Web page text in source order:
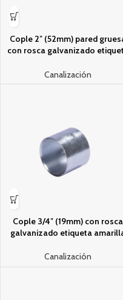
Cople 2″ (52mm) pared
con rosca galvanizado
Canalización
Cople 3/4″ (19mm) con rosca
galvanizado etiqueta
Canalización